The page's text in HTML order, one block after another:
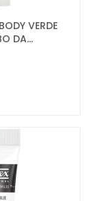
VERDE
DA...